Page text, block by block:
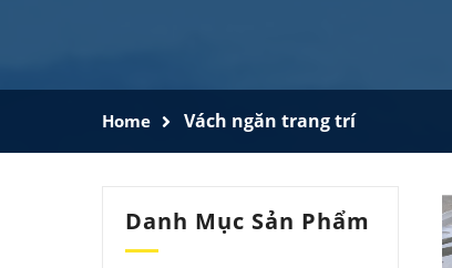
Home Vách ngăn trang trí
Danh Mục Sản Phẩm